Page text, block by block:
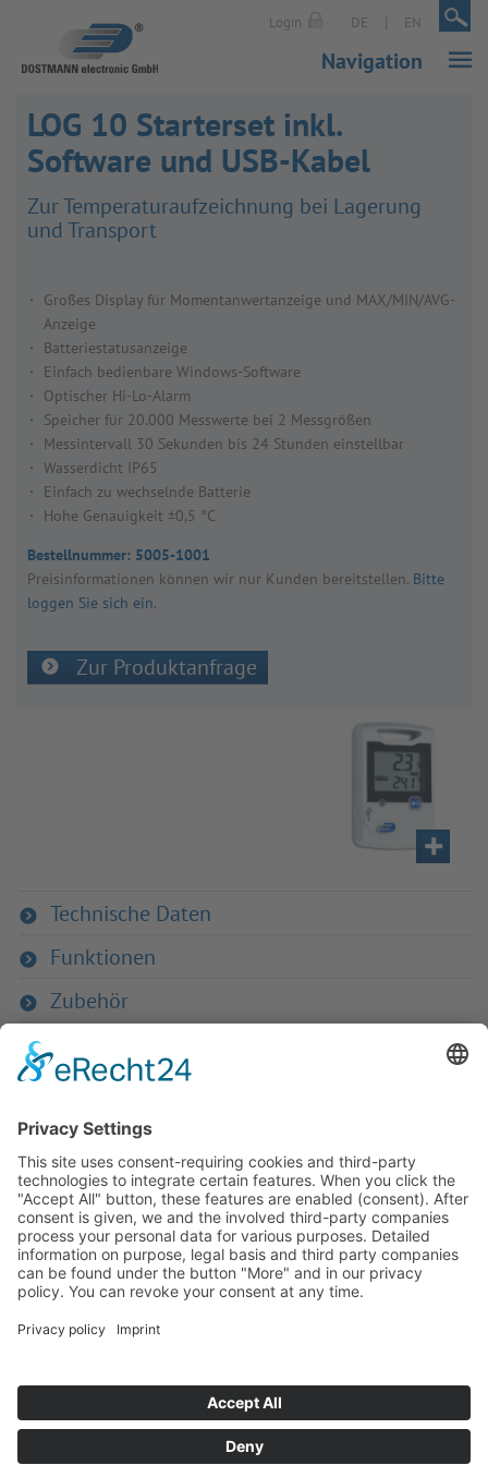
Login DE | EN |
Navigation
LOG 10 Starterset inkl.
Software und USB-Kabel
Zur Tem­pe­ra­tur­auf­zeich­nung bei Lage­rung
und Trans­port
Großes Display für Momentanwertanzeige und MAX/MIN/AVG-
Anzeige
Batteriestatusanzeige
Einfach bedienbare Windows-Software
Optischer Hi-Lo-Alarm
Speicher für 20.000 Messwerte bei 2 Messgrößen
Messintervall 30 Sekunden bis 24 Stunden einstellbar
Wasserdicht IP65
Einfach zu wechselnde Batterie
Hohe Genauigkeit ±0,5 °C
Bestellnummer: 5005-1001
Preis­in­for­ma­tio­nen kön­nen wir nur Kun­den bereit­stel­len. Bitte
loggen Sie sich ein.
Zur Produktanfrage
Technische Daten
Funktionen
Zubehör
Zurück zur Übersicht
Haben Sie Fra­gen an uns?
Dann neh­men Sie doch ein­fach Kon­
takt mit uns auf – Wir bera­ten Sie
gerne ganz indi­vi­du­ell!